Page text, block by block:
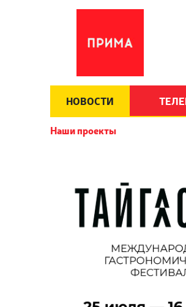
НОВОСТИ
Наши проекты